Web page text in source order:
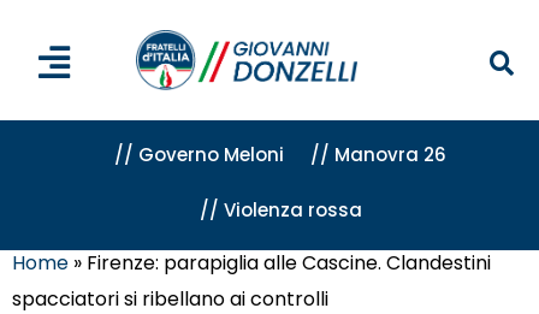
// Governo Meloni // Manovra 26
// Violenza rossa
Home » Firenze: parapiglia alle Cascine. Clandestini
spacciatori si ribellano ai controlli